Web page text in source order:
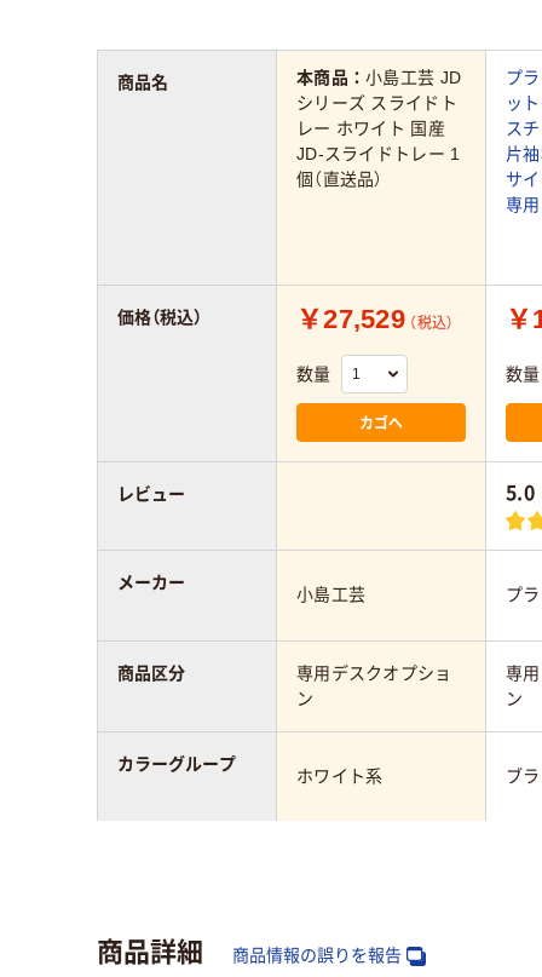
本商品：小島工芸 JD
シリーズ スライドト
レー ホワイト 国産
JD-スライドトレー 1
個（直送品）
プラ
ッ
ス
片袖
サ
専
￥27,529 （税込）
数量
カゴへ
￥
数量
5.0
小島工芸 プ
専用デスクオプショ
ン
専
ン
ホワイト系 ブ
商品名
価格（税込）
レビュー
メーカー
商品区分
カラーグループ
商品詳細 商品情報の誤りを報告